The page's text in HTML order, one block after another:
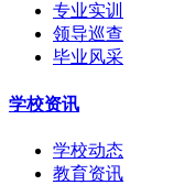
专业实训
领导巡查
毕业风采
学校资讯
学校动态
教育资讯